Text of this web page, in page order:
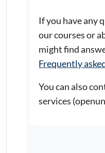
If you have any
our courses or
might find
Frequently
You can also
services